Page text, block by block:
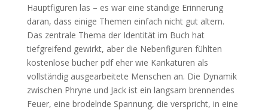
Hauptfiguren las – es war eine ständige Erinnerung
daran, dass einige Themen einfach nicht gut altern.
Das zentrale Thema der Identität im Buch hat
tiefgreifend gewirkt, aber die Nebenfiguren fühlten
kostenlose bücher pdf eher wie Karikaturen als
vollständig ausgearbeitete Menschen an. Die Dynamik
zwischen Phryne und Jack ist ein langsam brennendes
Feuer, eine brodelnde Spannung, die verspricht, in eine